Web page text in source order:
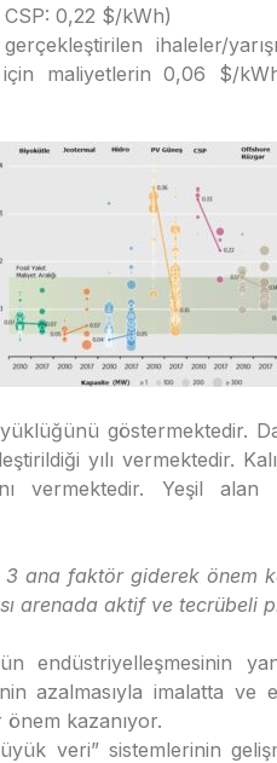
0,22 $/kWh)
ihaleler/
maliyetlerin 0,06 $/
göstermektedir.
yılı vermektedir.
vermektedir. Yeşil alan
3 ana faktör giderek önem
arenada aktif ve tecrübeli
endüstriyelleşmesinin
azalmasıyla imalatta ve
kazanıyor.
veri” sistemlerinin